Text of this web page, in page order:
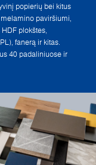
popierių bei kitus
paviršiumi,
plokštes,
fanerą ir kitas.
40 padaliniuose ir